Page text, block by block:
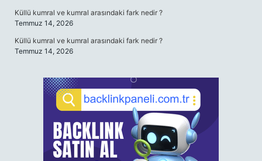
Küllü kumral ve kumral arasındaki fark nedir ?
Temmuz 14, 2026
Küllü kumral ve kumral arasındaki fark nedir ?
Temmuz 14, 2026